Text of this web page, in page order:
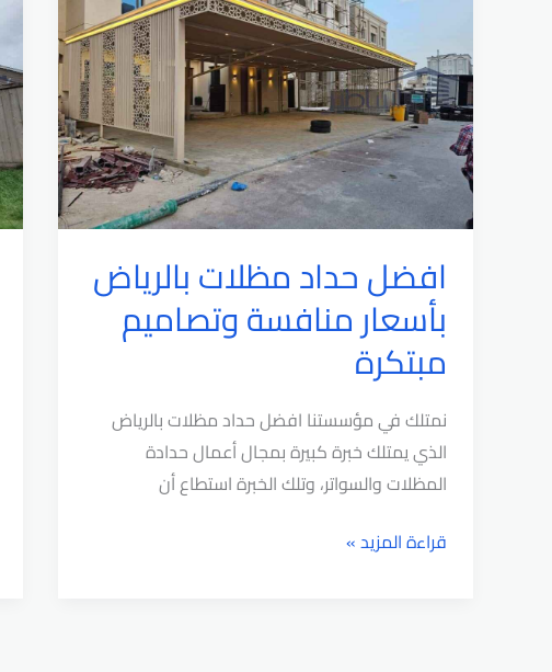
وتصاميم
مودرن
افضل حداد مظلات بالرياض
بأسعار منافسة وتصاميم
مبتكرة
نمتلك في مؤسستنا افضل حداد مظلات بالرياض
الذي يمتلك خبرة كبيرة بمجال أعمال حدادة
المظلات والسواتر، وتلك الخبرة استطاع أن
افضل
قراءة المزيد »